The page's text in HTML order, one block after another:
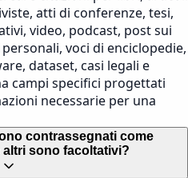
atti di conferenze, tesi,
video, podcast, post sui
voci di enciclopedie,
dataset, casi legali e
campi specifici progettati
necessarie per una
contrassegnati come
sono facoltativi?